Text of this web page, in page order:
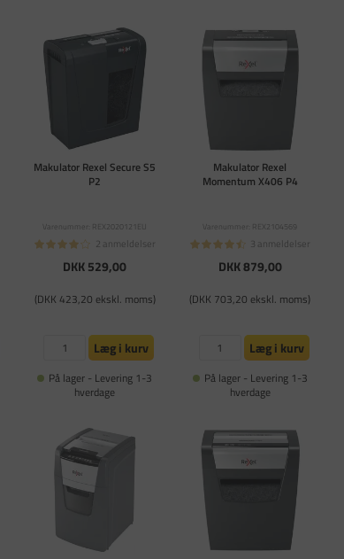
Makulator Rexel Secure S5
P2
Varenummer: REX2020121EU
2 anmeldelser
DKK 529,00
(DKK 423,20 ekskl. moms)
Læg i kurv
På lager - Levering 1-3
hverdage
Makulator Rexel
Momentum X406 P4
Varenummer: REX2104569
3 anmeldelser
DKK 879,00
(DKK 703,20 ekskl. moms)
Læg i kurv
På lager - Levering 1-3
hverdage